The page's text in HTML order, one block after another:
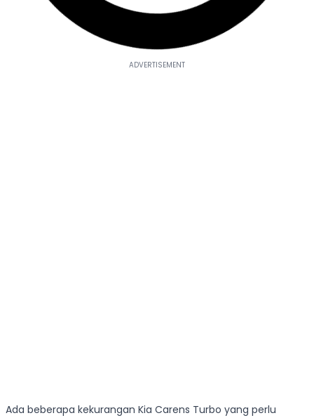
Ada beberapa kekurangan Kia Carens Turbo yang perlu